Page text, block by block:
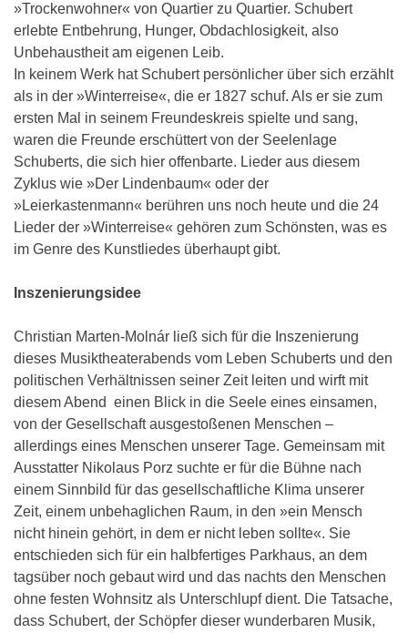
»Trockenwohner« von Quartier zu Quartier. Schubert
erlebte Entbehrung, Hunger, Obdachlosigkeit, also
Unbehaustheit am eigenen Leib.
In keinem Werk hat Schubert persönlicher über sich erzählt
als in der »Winterreise«, die er 1827 schuf. Als er sie zum
ersten Mal in seinem Freundeskreis spielte und sang,
waren die Freunde erschüttert von der Seelenlage
Schuberts, die sich hier offenbarte. Lieder aus diesem
Zyklus wie »Der Lindenbaum« oder der
»Leierkastenmann« berühren uns noch heute und die 24
Lieder der »Winterreise« gehören zum Schönsten, was es
im Genre des Kunstliedes überhaupt gibt.
Inszenierungsidee
Christian Marten-Molnár ließ sich für die Inszenierung
dieses Musiktheaterabends vom Leben Schuberts und den
politischen Verhältnissen seiner Zeit leiten und wirft mit
diesem Abend einen Blick in die Seele eines einsamen,
von der Gesellschaft ausgestoßenen Menschen –
allerdings eines Menschen unserer Tage. Gemeinsam mit
Ausstatter Nikolaus Porz suchte er für die Bühne nach
einem Sinnbild für das gesellschaftliche Klima unserer
Zeit, einem unbehaglichen Raum, in den »ein Mensch
nicht hinein gehört, in dem er nicht leben sollte«. Sie
entschieden sich für ein halbfertiges Parkhaus, an dem
tagsüber noch gebaut wird und das nachts den Menschen
ohne festen Wohnsitz als Unterschlupf dient. Die Tatsache,
dass Schubert, der Schöpfer dieser wunderbaren Musik,